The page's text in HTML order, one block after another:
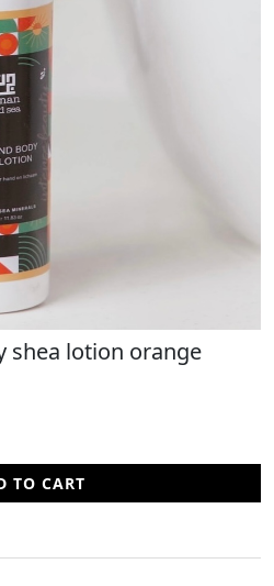
shea lotion orange
TO CART